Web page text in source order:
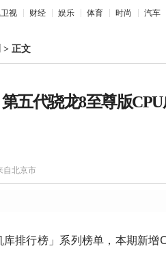
视 财经 娱乐 体育 时尚 汽车
> 正文
五代骁龙8至尊版
自北京市
排行榜」系列榜单，本期新增